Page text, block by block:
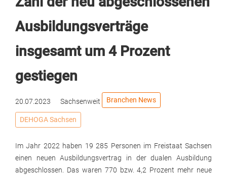
Ausbildungsverträge
insgesamt um 4 Prozent
gestiegen
20.07.2023 Sachsenweit Branchen News
DEHOGA Sachsen
Im Jahr 2022 haben 19 285 Personen im Freistaat Sachsen
einen neuen Ausbildungsvertrag in der dualen Ausbildung
abgeschlossen. Das waren 770 bzw. 4,2 Prozent mehr neue